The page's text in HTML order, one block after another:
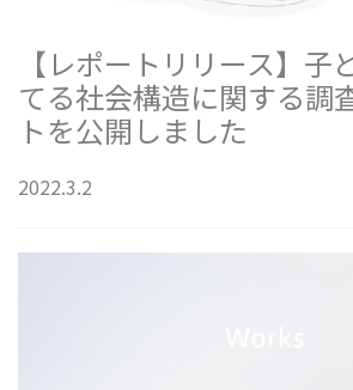
【レポートリリース】子
てる社会構造に関する調
トを公開しました
2022.3.2